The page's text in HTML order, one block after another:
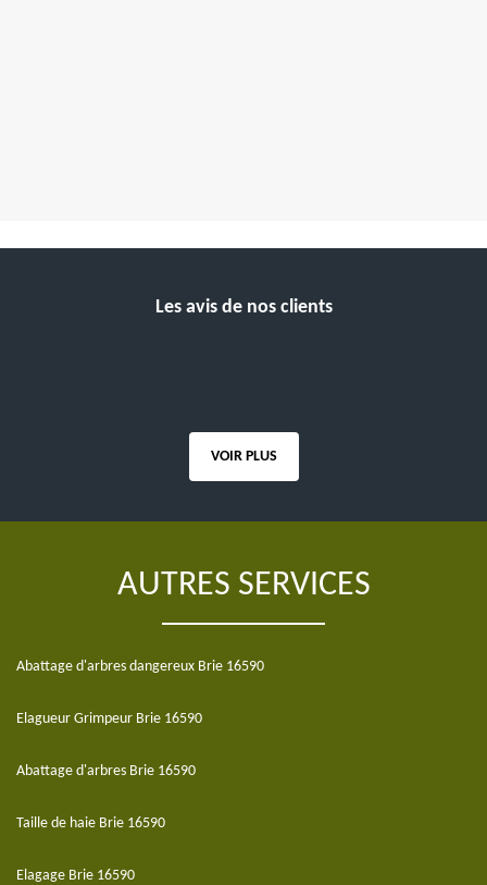
Les avis de nos clients
VOIR PLUS
AUTRES SERVICES
Abattage d'arbres dangereux Brie 16590
Elagueur Grimpeur Brie 16590
Abattage d'arbres Brie 16590
Taille de haie Brie 16590
Elagage Brie 16590